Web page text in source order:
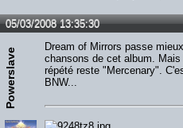
05/03/2008 13:35:30
Powerslave
Dream of Mirrors passe
chansons de cet album.
répété reste "Mercenary".
BNW...